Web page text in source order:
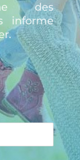
des
informe